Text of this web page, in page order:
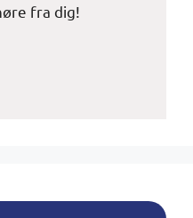
fra dig!